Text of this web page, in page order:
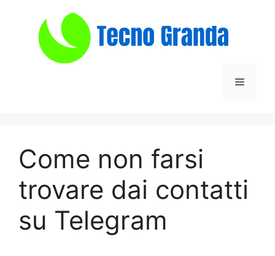
contenuto
Menu
​Come non farsi
trovare dai contatti
su Telegram​